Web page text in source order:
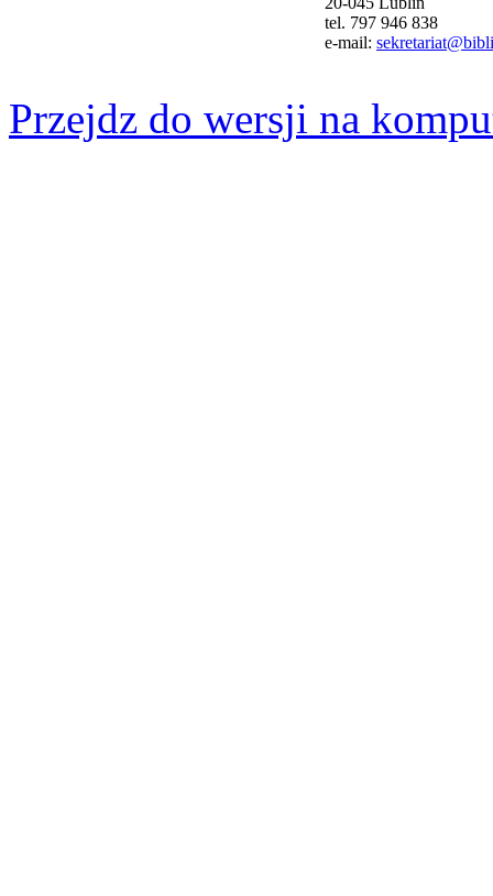
tel. 797 946 838
e-mail:
Przejdz do wersji na